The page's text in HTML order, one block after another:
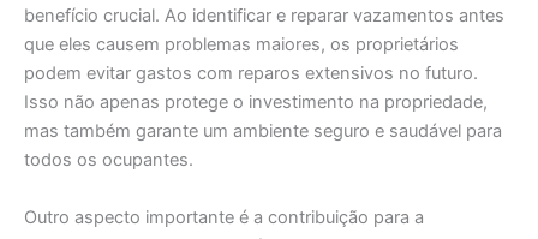
benefício crucial. Ao identificar e reparar vazamentos antes
que eles causem problemas maiores, os proprietários
podem evitar gastos com reparos extensivos no futuro.
Isso não apenas protege o investimento na propriedade,
mas também garante um ambiente seguro e saudável para
todos os ocupantes.
Outro aspecto importante é a contribuição para a